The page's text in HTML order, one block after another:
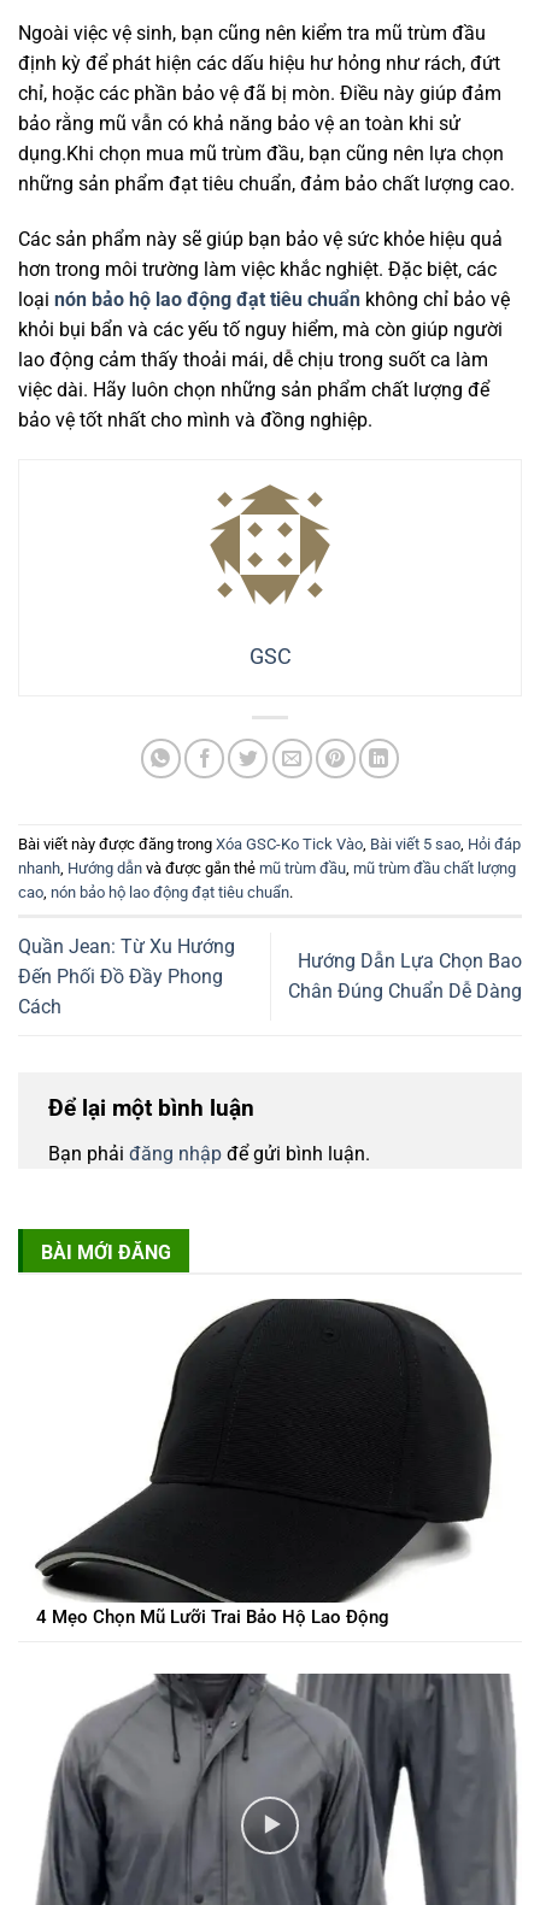
Ngoài việc vệ sinh, bạn cũng nên kiểm tra mũ trùm đầu
định kỳ để phát hiện các dấu hiệu hư hỏng như rách, đứt
chỉ, hoặc các phần bảo vệ đã bị mòn. Điều này giúp đảm
bảo rằng mũ vẫn có khả năng bảo vệ an toàn khi sử
dụng.Khi chọn mua mũ trùm đầu, bạn cũng nên lựa chọn
những sản phẩm đạt tiêu chuẩn, đảm bảo chất lượng cao.
Các sản phẩm này sẽ giúp bạn bảo vệ sức khỏe hiệu quả
hơn trong môi trường làm việc khắc nghiệt. Đặc biệt, các
loại nón bảo hộ lao động đạt tiêu chuẩn không chỉ bảo vệ
khỏi bụi bẩn và các yếu tố nguy hiểm, mà còn giúp người
lao động cảm thấy thoải mái, dễ chịu trong suốt ca làm
việc dài. Hãy luôn chọn những sản phẩm chất lượng để
bảo vệ tốt nhất cho mình và đồng nghiệp.
GSC
Bài viết này được đăng trong Xóa GSC-Ko Tick Vào, Bài viết 5 sao, Hỏi đáp
nhanh, Hướng dẫn và được gắn thẻ mũ trùm đầu, mũ trùm đầu chất lượng
cao, nón bảo hộ lao động đạt tiêu chuẩn.
Quần Jean: Từ Xu Hướng
Đến Phối Đồ Đầy Phong
Cách
Hướng Dẫn Lựa Chọn Bao
Chân Đúng Chuẩn Dễ Dàng
Để lại một bình luận
Bạn phải đăng nhập để gửi bình luận.
BÀI MỚI ĐĂNG
4 Mẹo Chọn Mũ Lưỡi Trai Bảo Hộ Lao Động